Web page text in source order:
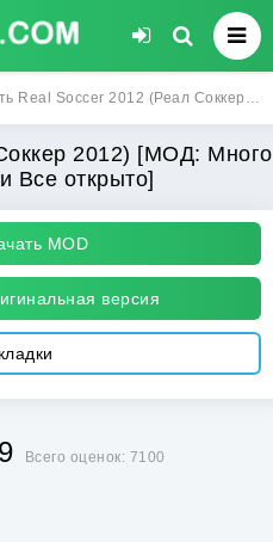
(Реал Соккер 2012) [МОД: Много денег, Монет и Все открыто] | Взлом Real Soccer 2012 на Андроид
2012) [МОД: Много
Все открыто]
MOD
версия
Всего оценок: 7100